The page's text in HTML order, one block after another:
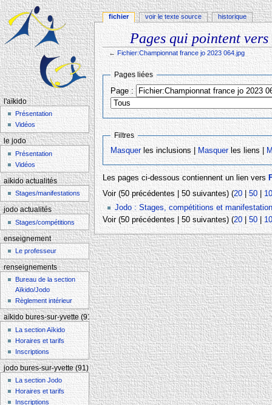
Pages qui pointent
← Fichier:Championnat france jo 2023 064.jpg
Aller à : navigation , rechercher
Pages liées
Page :
Filtres
Masquerles inclusions | Masquerles liens |
Les pages ci-dessous contiennent un lien vers
Voir (50 précédentes | 50 suivantes) (20|50|
Jodo : Stages, compétitions et
Voir (50 précédentes | 50 suivantes) (20| 50|
fichier voir le texte source historique
l'aïkido
Présentation
Vidéos
le jodo
Présentation
Vidéos
aïkido actualités
Stages/manifestations
jodo actualités
Stages/compétitions
enseignement
Le professeur
renseignements
Bureau de la section
Aïkido/Jodo
Règlement intérieur
aïkido bures-sur-yvette (91)
La section Aïkido
Horaires et tarifs
Inscriptions
jodo bures-sur-yvette (91)
La section Jodo
Horaires et tarifs
Inscriptions